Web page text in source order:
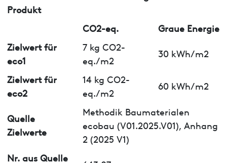
Produkt
CO2-eq.
Graue Energie
Zielwert für
eco1
7 kg CO2-
eq./m2
30 kWh/m2
Zielwert für
eco2
14 kg CO2-
eq./m2
60 kWh/m2
Quelle
Zielwerte
Methodik Baumaterialen
ecobau (V01.2025.V01), Anhang
2 (2025 V1)
Nr. aus Quelle